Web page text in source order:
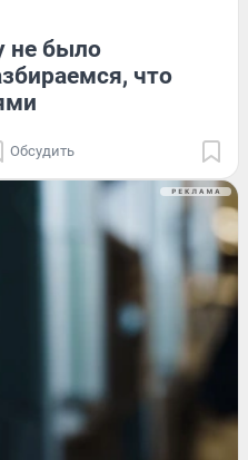
не было
что
Обсудить